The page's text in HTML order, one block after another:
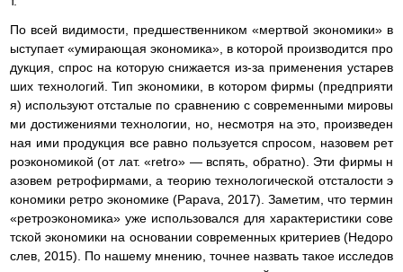
По всей видимости, предшественником «мертвой экономики» в
ыступает «умирающая экономика», в которой производится про
дукция, спрос на которую снижается из-за применения устарев
ших технологий. Тип экономики, в котором фирмы (предприяти
я) используют отсталые по сравнению с современными мировы
ми достижениями технологии, но, несмотря на это, произведен
ная ими продукция все равно пользуется спросом, назовем рет
роэкономикой (от лат. «retro» — вспять, обратно). Эти фирмы н
азовем ретрофирмами, а теорию технологической отсталости э
кономики ретро экономике (Papava, 2017). Заметим, что термин
«ретроэкономика» уже использовался для характеристики сове
тской экономики на основании современных критериев (Недоро
слев, 2015). По нашему мнению, точнее назвать такое исследов